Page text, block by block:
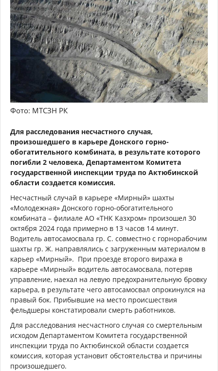
Фото: МТСЗН РК
Для расследования несчастного случая,
произошедшего в карьере Донского горно-
обогатительного комбината, в результате которого
погибли 2 человека, Департаментом Комитета
государственной инспекции труда по Актюбинской
области создается комиссия.
Несчастный случай в карьере «Мирный» шахты
«Молодежная» Донского горно-обогатительного
комбината – филиале АО «ТНК Казхром» произошел 30
октября 2024 года примерно в 13 часов 14 минут.
Водитель автосамосвала гр. С. совместно с горнорабочим
шахты гр. Ж. направлялись с загруженным материалом в
карьер «Мирный». При проезде второго виража в
карьере «Мирный» водитель автосамосвала, потеряв
управление, наехал на левую предохранительную бровку
карьера, в результате чего автосамосвал опрокинулся на
правый бок. Прибывшие на место происшествия
фельдшеры констатировали смерть работников.
Для расследования несчастного случая со смертельным
исходом Департаментом Комитета государственной
инспекции труда по Актюбинской области создается
комиссия, которая установит обстоятельства и причины
произошедшего.